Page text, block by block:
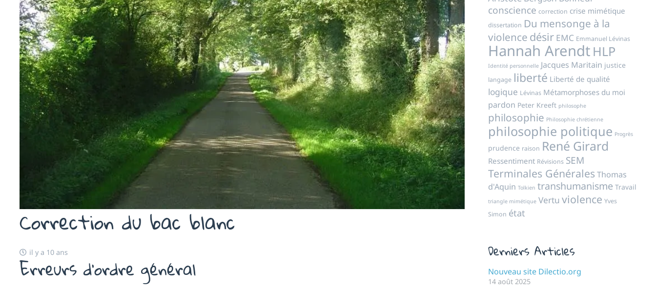
Correction du bac blanc
il y a 10 ans
Erreurs d’ordre général
conscience correction crise mimétique
dissertation Du mensonge à la
violence désir EMC Emmanuel Lévinas
Hannah Arendt HLP
Identité personnelle Jacques Maritain justice
langage liberté Liberté de qualité
logique Lévinas Métamorphoses du moi
pardon Peter Kreeft philosophe
philosophie Philosophie chrétienne
philosophie politique Progrès
prudence raison René Girard
Ressentiment Révisions SEM
Terminales Générales Thomas
d'Aquin Tolkien transhumanisme Travail
triangle mimétique Vertu violence Yves
Simon état
Derniers Articles
Nouveau site Dilectio.org
14 août 2025